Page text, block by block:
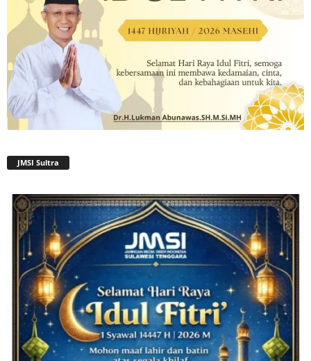
JMSI Sultra